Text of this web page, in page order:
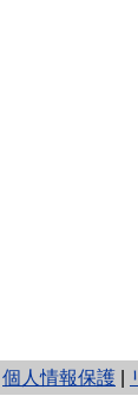
個人情報保護